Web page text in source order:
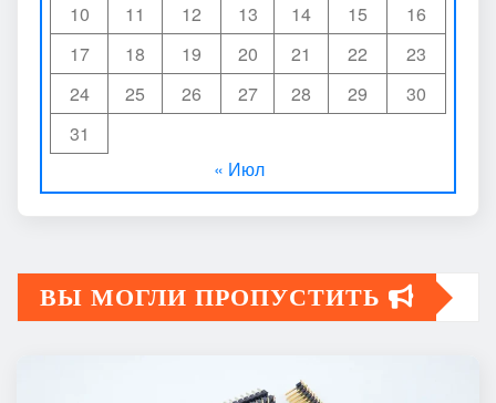
10
11 12 13 14 15
16
17
18 19 20 21 22
23
24
25 26 27 28 29
30
31
« Июл
ВЫ МОГЛИ ПРОПУСТИТЬ